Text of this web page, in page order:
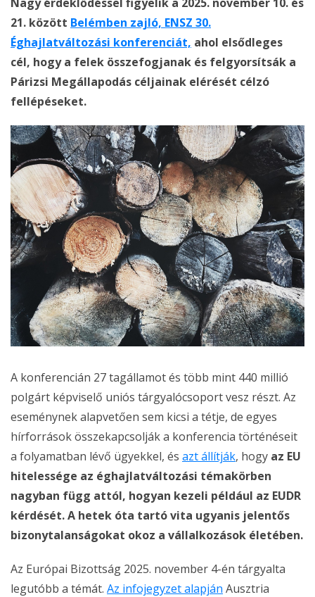
21. között Belémben zajló, ENSZ 30.
Éghajlatváltozási konferenciát, ahol elsődleges
cél, hogy a felek összefogjanak és felgyorsítsák a
Párizsi Megállapodás céljainak elérését célzó
fellépéseket.
A konferencián 27 tagállamot és több mint 440 millió
polgárt képviselő uniós tárgyalócsoport vesz részt. Az
eseménynek alapvetően sem kicsi a tétje, de egyes
hírforrások összekapcsolják a konferencia történéseit
a folyamatban lévő ügyekkel, és azt állítják, hogy az EU
hitelessége az éghajlatváltozási témakörben
nagyban függ attól, hogyan kezeli például az EUDR
kérdését. A hetek óta tartó vita ugyanis jelentős
bizonytalanságokat okoz a vállalkozások életében.
Az Európai Bizottság 2025. november 4-én tárgyalta
legutóbb a témát. Az infojegyzet alapján Ausztria